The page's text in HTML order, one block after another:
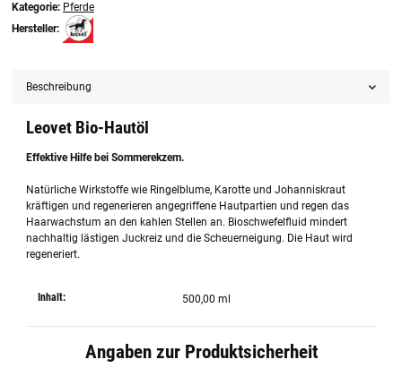
Kategorie: Pferde
Hersteller:
Beschreibung
Leovet Bio-Hautöl
Effektive Hilfe bei Sommerekzem.
Natürliche Wirkstoffe wie Ringelblume, Karotte und Johanniskraut
kräftigen und regenerieren angegriffene Hautpartien und regen das
Haarwachstum an den kahlen Stellen an. Bioschwefelfluid mindert
nachhaltig lästigen Juckreiz und die Scheuerneigung. Die Haut wird
regeneriert.
Inhalt: 500,00 ml
Angaben zur Produktsicherheit